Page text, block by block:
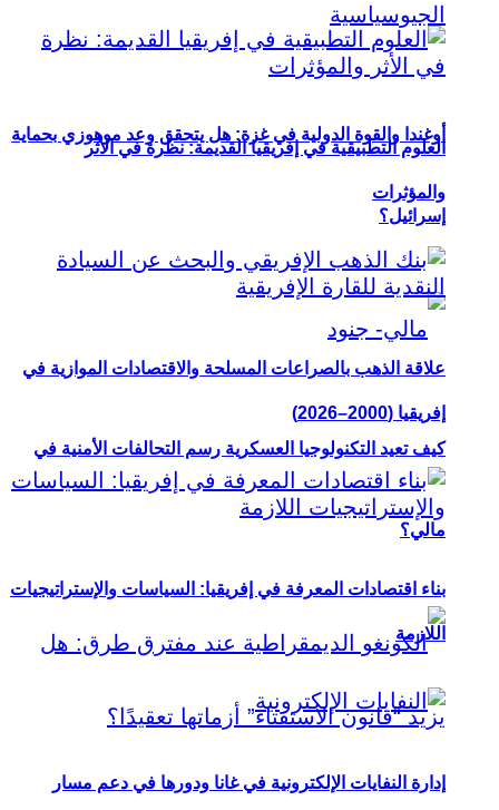
أوغندا والقوة الدولية في غزة: هل يتحقق وعد موهوزي بحماية
إسرائيل؟
كيف تعيد التكنولوجيا العسكرية رسم التحالفات الأمنية في
مالي؟
العلوم التطبيقية في إفريقيا القديمة: نظرة في الأثر
والمؤثرات
علاقة الذهب بالصراعات المسلحة والاقتصادات الموازية في
إفريقيا (2000–2026)
بناء اقتصادات المعرفة في إفريقيا: السياسات والإستراتيجيات
اللازمة
إدارة النفايات الإلكترونية في غانا ودورها في دعم مسار